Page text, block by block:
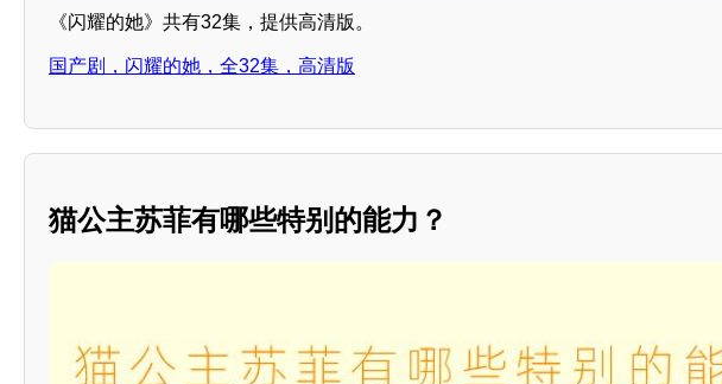
《闪耀的她》共有32集，提供高清版。
国产剧，闪耀的她，全32集，高清版
猫公主苏菲有哪些特别的能力？